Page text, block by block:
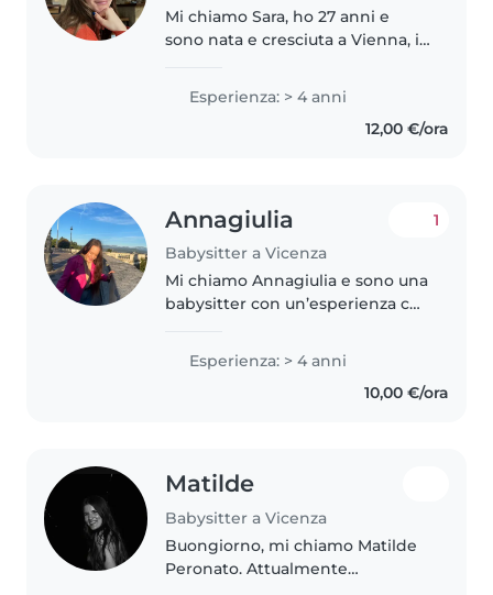
Mi chiamo Sara, ho 27 anni e
sono nata e cresciuta a Vienna, in
felicemente. Ho conseguito una
laurea magistrale in Scienze..
Esperienza: > 4 anni
12,00 €/ora
Annagiulia
Babysitter a Vicenza
1
Mi chiamo Annagiulia e sono una
babysitter con un’esperienza che
neonati agli adolescenti.
Esperienza con i neonati (0–12
mesi) Il lavoro con i neonati..
Esperienza: > 4 anni
10,00 €/ora
Matilde
Babysitter a Vicenza
Buongiorno, mi chiamo Matilde
Peronato. Attualmente